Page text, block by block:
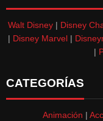
Walt Disney| Disney
| Disney Marvel|
|
CATEGORÍAS
Animación |